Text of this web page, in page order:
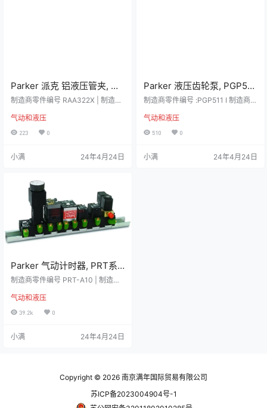
Parker 派克 铝液压管夹, 用
于管外径22mm, 双管, 最大
制造商零件编号 RAA322X | 制造商
夹,设计符合 DIN 3015-1 标准,以满
足正常机械要求。此夹由铝材料制
强度出色的耐寒性非常高的耐磨性
尺寸系列，钢管外径4至101.8 mm–
英制尺寸系列，钢管外…
气动和液压
223 0
小满 24年4月24日
Parker 液压齿轮泵, PGP511
系列, 最大操作压力250 bar,
114mm, 顺时针旋转, 最高转
速2500rpm
制造商零件编号 :PGP511 I 制造商 P
8 锥形轴 Parker PGP/PGM 500 系
列齿轮泵是国际“衬套”式泵的高级性
和低噪声操作。提供各种标准选
气动和液压
510 0
小满 24年4月24日
Parker 气动计时器, PRT系
列, 定时范围0.1s至30s, 压力
度-15°C至+60°C，PRT-
A10
制造商零件编号 PRT-A10 | 制造商
Parker prt 系列气动延时继电器需要
工作压力范围为 3bar 至 8bar 。此
持输入信号、在此时间后、重新生
入线圈中，这导致压…
气动和液压
39.2k 0
小满 24年4月24日
Copyright © 2026 南京满年国际贸易有限公司
苏ICP备2023004904号-1